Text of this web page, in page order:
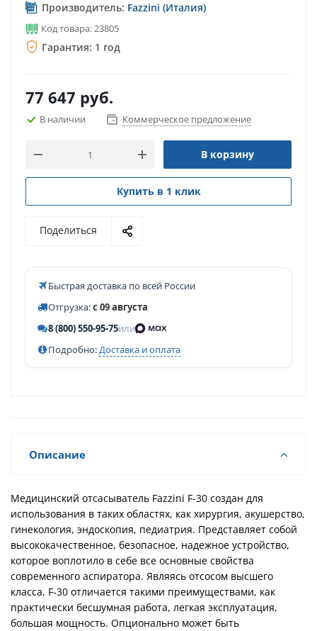
Производитель: Fazzini (Италия)
Код товара: 23805
Гарантия: 1 год
77 647 руб.
В наличии Коммерческое предложение
В корзину
Купить в 1 клик
Поделиться
Быстрая доставка по всей России
Отгрузка:с 09 августа
8 (800) 550-95-75или
Подробно:Доставка и оплата
Описание
Медицинский отсасыватель Fazzini F-30 создан для
использования в таких областях, как хирургия, акушерство,
гинекология, эндоскопия, педиатрия. Представляет собой
высококачественное, безопасное, надежное устройство,
которое воплотило в себе все основные свойства
современного аспиратора. Являясь отсосом высшего
класса, F-30 отличается такими преимуществами, как
практически бесшумная работа, легкая эксплуатация,
большая мощность. Опционально может быть